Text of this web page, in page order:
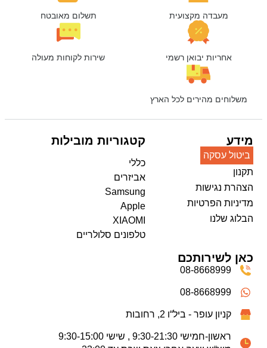
מעבדה מקצועית תשלום מאובטח
אחריות יבואן רשמי שירות לקוחות מעולה
משלוחים מהירים לכל הארץ
מידע
ביטול עסקה
תקנון
הצהרת נגישות
מדיניות הפרטיות
הבלוג שלנו
קטגוריות מובילות
כללי
אביזרים
Samsung
Apple
XIAOMI
טלפונים סלולריים
כאן לשירותכם
08-8668999
08-8668999
קניון עופר - ביל“ו 2, רחובות
ראשון-חמישי 9:30-21:30 , שישי 9:30-15:00